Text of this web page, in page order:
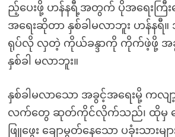
ည့်ပေးဖို့ ဟန်နရီ့အတွက် ပိုအရေးကြီ
အရေးဆိုတာ နှစ်ခါမလာဘူး ဟန်နရီ။
ရုပ်လို လှတဲ့ ကိုယ်ခန္ဒာကို ကိုက်ဖဲ့ဖို့ အခွ
နှစ်ခါ မလာဘူး။
နှစ်ခါမလာသော အခွင့်အရေးမို့ က
လက်တွေ ဆုတ်ကိုင်လိုက်သည်၊ ထိုမှ ဖေ
ဖြူဖွေး ချောမွတ်နေသော ပခုံးသားမ